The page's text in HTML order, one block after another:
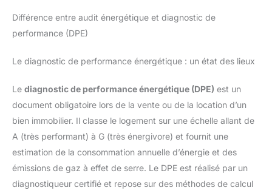
Différence entre audit énergétique et diagnostic de
performance (DPE)
Le diagnostic de performance énergétique : un état des lieux
Le diagnostic de performance énergétique (DPE) est un
document obligatoire lors de la vente ou de la location d’un
bien immobilier. Il classe le logement sur une échelle allant de
A (très performant) à G (très énergivore) et fournit une
estimation de la consommation annuelle d’énergie et des
émissions de gaz à effet de serre. Le DPE est réalisé par un
diagnostiqueur certifié et repose sur des méthodes de calcul